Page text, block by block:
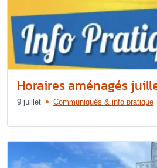
Horaires aménagés
9 juillet Communiqués & info pratique